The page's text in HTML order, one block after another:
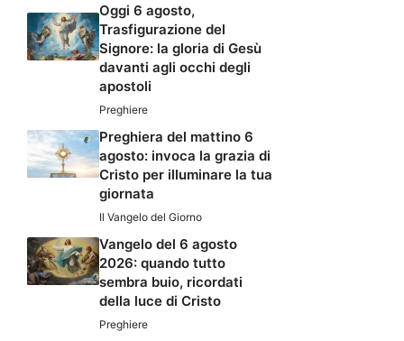
Oggi 6 agosto,
Trasfigurazione del
Signore: la gloria di Gesù
davanti agli occhi degli
apostoli
Preghiere
Preghiera del mattino 6
agosto: invoca la grazia di
Cristo per illuminare la tua
giornata
Il Vangelo del Giorno
Vangelo del 6 agosto
2026: quando tutto
sembra buio, ricordati
della luce di Cristo
Preghiere